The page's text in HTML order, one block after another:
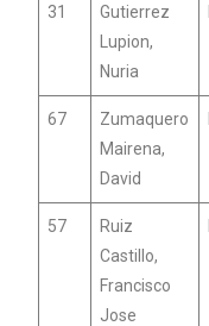
31
Gutierrez
Lupion,
Nuria
67
Zumaquero
Mairena,
David
57
Ruiz
Castillo,
Francisco
Jose